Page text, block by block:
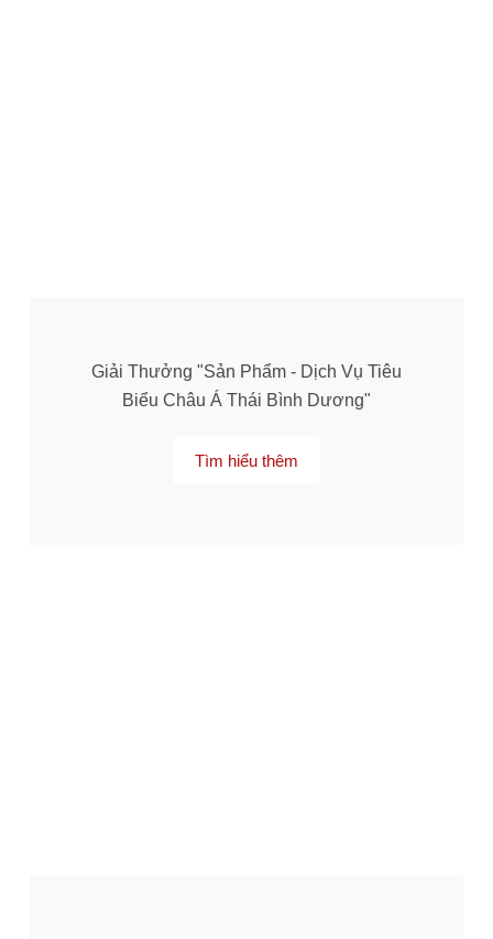
Giải Thưởng "Sản Phẩm - Dịch Vụ Tiêu
Biểu Châu Á Thái Bình Dương"
Tìm hiểu thêm